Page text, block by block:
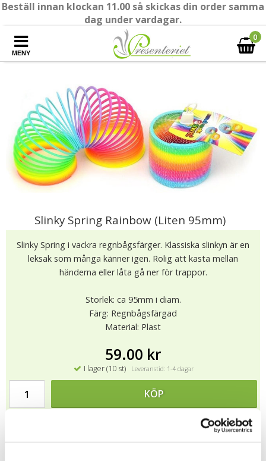
Beställ innan klockan 11.00 så skickas din order samma
dag under vardagar.
MENY
0
Slinky Spring Rainbow (Liten 95mm)
Slinky Spring i vackra regnbågsfärger. Klassiska slinkyn är en
leksak som många känner igen. Rolig att kasta mellan
händerna eller låta gå ner för trappor.
Storlek: ca 95mm i diam.
Färg: Regnbågsfärgad
Material: Plast
59.00 kr
I lager (10 st) Leveranstid: 1-4 dagar
KÖP